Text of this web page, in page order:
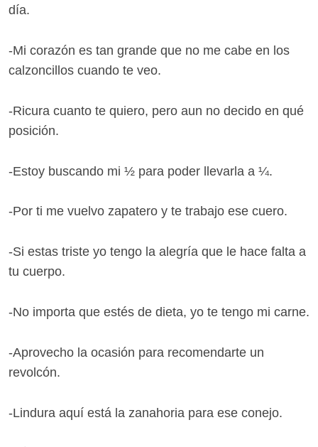
día.
-Mi corazón es tan grande que no me cabe en los
calzoncillos cuando te veo.
-Ricura cuanto te quiero, pero aun no decido en qué
posición.
-Estoy buscando mi ½ para poder llevarla a ¼.
-Por ti me vuelvo zapatero y te trabajo ese cuero.
-Si estas triste yo tengo la alegría que le hace falta a
tu cuerpo.
-No importa que estés de dieta, yo te tengo mi carne.
-Aprovecho la ocasión para recomendarte un
revolcón.
-Lindura aquí está la zanahoria para ese conejo.